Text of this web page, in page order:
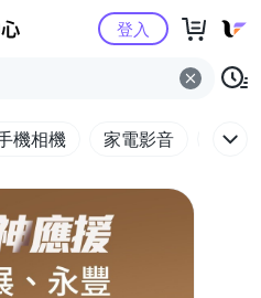
Yahoo購物中心
登入
機相機 家電影音 電腦